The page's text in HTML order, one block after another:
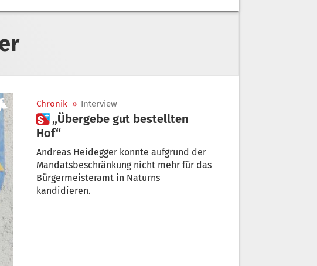
Chronik » Interview
 „Übergebe gut bestellten
Hof“
Andreas Heidegger konnte aufgrund der
Mandatsbeschränkung nicht mehr für das
Bürgermeisteramt in Naturns
kandidieren.